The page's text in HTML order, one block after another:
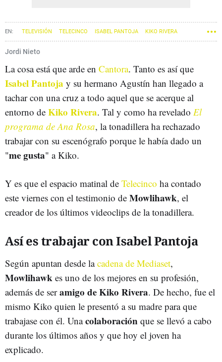
TELEVISIÓN TELECINCO ISABEL PANTOJA KIKO RIVERA
Jordi Nieto
La cosa está que arde en Cantora. Tanto es así que
Isabel Pantoja y su hermano Agustín han llegado a
tachar con una cruz a todo aquel que se acerque al
entorno de Kiko Rivera. Tal y como ha revelado El
programa de Ana Rosa, la tonadillera ha rechazado
trabajar con su escenógrafo porque le había dado un
"me gusta" a Kiko.
Y es que el espacio matinal de Telecinco ha contado
este viernes con el testimonio de Mowlihawk, el
creador de los últimos videoclips de la tonadillera.
Así es trabajar con Isabel Pantoja
Según apuntan desde lacadena de Mediaset,
Mowlihawk es uno de los mejores en su profesión,
además de seramigo de Kiko Rivera. De hecho, fue el
mismo Kiko quien le presentó a su madre para que
trabajase con él. Unacolaboración que se llevó a cabo
durante los últimos años y que hoy el joven ha
explicado.